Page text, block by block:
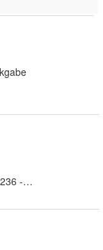
- 30/45-517,